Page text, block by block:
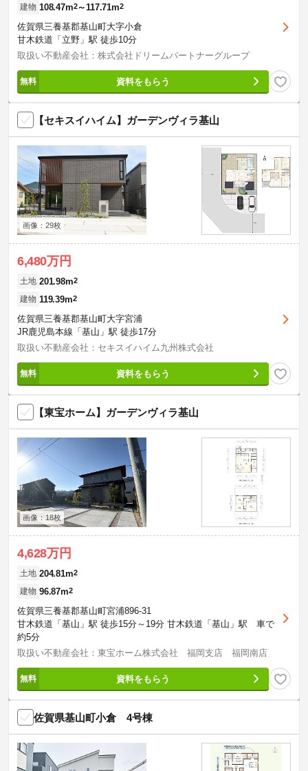
建物 108.47m2～117.71m2
佐賀県三養基郡基山町大字小倉
甘木鉄道「立野」駅 徒歩10分
取扱い不動産会社：株式会社ドリームパートナーグループ
資料をもらう
【セキスイハイム】ガーデンヴィラ基山
画像：29枚
6,480万円
土地 201.98m2
建物 119.39m2
佐賀県三養基郡基山町大字宮浦
JR鹿児島本線「基山」駅 徒歩17分
取扱い不動産会社：セキスイハイム九州株式会社
資料をもらう
【東宝ホーム】ガーデンヴィラ基山
画像：18枚
4,628万円
土地 204.81m2
建物 96.87m2
佐賀県三養基郡基山町宮浦896-31
甘木鉄道「基山」駅 徒歩15分～19分 甘木鉄道「基山」駅 車で
約5分
取扱い不動産会社：東宝ホーム株式会社 福岡支店 福岡南店
資料をもらう
佐賀県基山町小倉 4号棟